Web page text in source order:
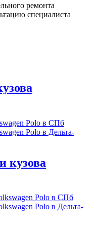
ремонта
специалиста
кузова